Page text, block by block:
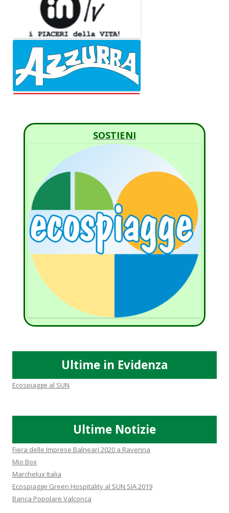
SOSTIENI
Ultime in Evidenza
Ecospiagge al SUN
Ultime Notizie
Fiera delle Imprese Balneari 2020 a Ravenna
Mio Box
Marchelux Italia
Ecospiagge Green Hospitality al SUN SIA 2019
Banca Popolare Valconca